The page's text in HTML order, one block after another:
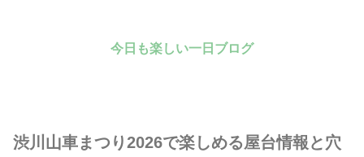
今日も楽しい一日ブログ
渋川山車まつり2026で楽しめる屋台情報と穴